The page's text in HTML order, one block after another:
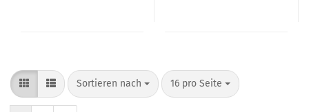
Sortieren nach
Sortieren nach 16 pro Seite
pro Seite